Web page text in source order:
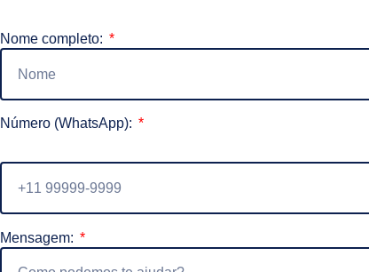
Nome completo:
Número (WhatsApp):
Mensagem: